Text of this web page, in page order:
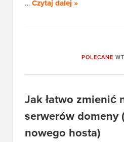
…Czytaj dalej »
POLECANE
Jak łatwo zmienić
serwerów domeny
nowego hosta)